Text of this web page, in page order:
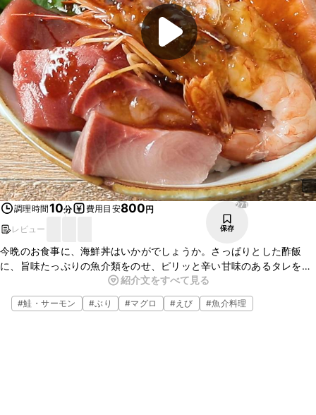
調理時間10分 費用目安800円
レビュー
271
保存
今晩のお食事に、海鮮丼はいかがでしょうか。さっぱりとした酢飯
に、旨味たっぷりの魚介類をのせ、ピリッと辛い甘味のあるタレをか
けると、とてもよく合い、おいしいですよ。手軽に作れるので、ぜひ
お試しくださいね。
紹介文をすべて見る
#鮭・サーモン #ぶり #マグロ #えび #魚介料理